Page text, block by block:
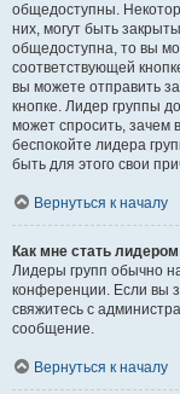
общедоступны.
них, могут быть
общедоступна, то вы
соответствующей
вы можете отправить
кнопке. Лидер группы
может спросить, зачем
беспокойте лидера
быть для этого свои
Вернуться к началу
Как мне стать
Лидеры групп обычно
конференции. Если вы
свяжитесь с
сообщение.
Вернуться к началу